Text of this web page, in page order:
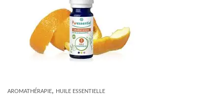
AROMATHÉRAPIE, HUILE ESSENTIELLE